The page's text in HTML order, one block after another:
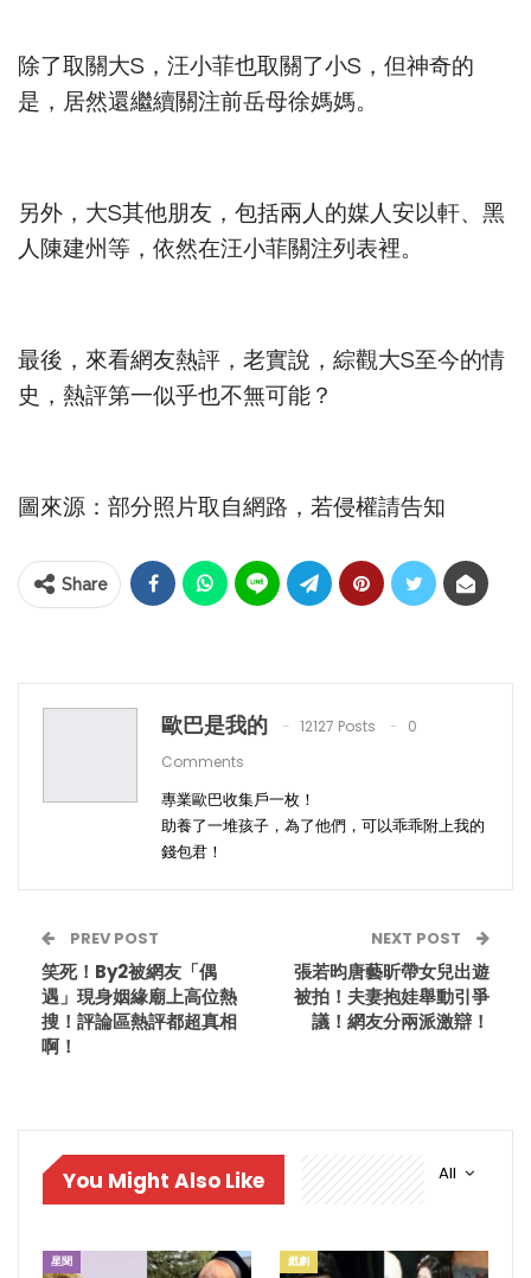
除了取關大S，汪小菲也取關了小S，但神奇的
是，居然還繼續關注前岳母徐媽媽。
另外，大S其他朋友，包括兩人的媒人安以軒、黑
人陳建州等，依然在汪小菲關注列表裡。
最後，來看網友熱評，老實說，綜觀大S至今的情
史，熱評第一似乎也不無可能？
圖來源：部分照片取自網路，若侵權請告知
Share
歐巴是我的 12127 Posts
0
Comments
專業歐巴收集戶一枚！
助養了一堆孩子，為了他們，可以乖乖附上我的
錢包君！
PREV POST
笑死！By2被網友「偶
遇」現身姻緣廟上高位熱
搜！評論區熱評都超真相
啊！
NEXT POST
張若昀唐藝昕帶女兒出遊
被拍！夫妻抱娃舉動引爭
議！網友分兩派激辯！
All
You Might Also Like
星聞 戲劇